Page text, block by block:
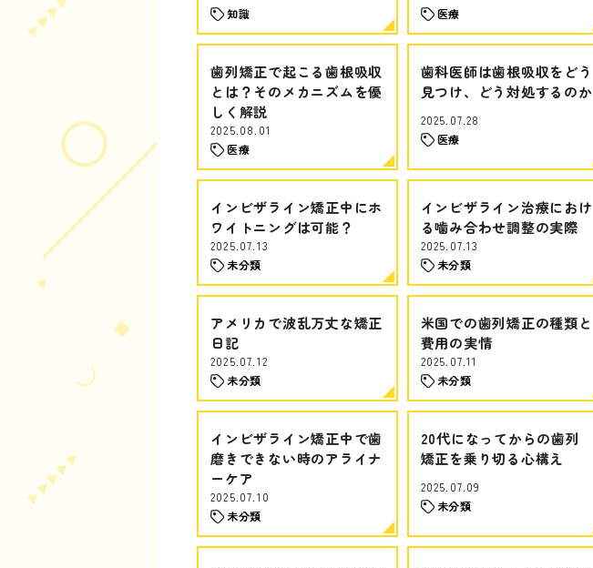
知識
医療
歯列矯正で起こる歯根吸収
とは？そのメカニズムを優
しく解説
2025.08.01
医療
歯科医師は歯根吸収をどう
見つけ、どう対処するのか
2025.07.28
医療
インビザライン矯正中にホ
ワイトニングは可能？
2025.07.13
未分類
インビザライン治療におけ
る噛み合わせ調整の実際
2025.07.13
未分類
アメリカで波乱万丈な矯正
日記
2025.07.12
未分類
米国での歯列矯正の種類と
費用の実情
2025.07.11
未分類
インビザライン矯正中で歯
磨きできない時のアライナ
ーケア
2025.07.10
未分類
20代になってからの歯列
矯正を乗り切る心構え
2025.07.09
未分類